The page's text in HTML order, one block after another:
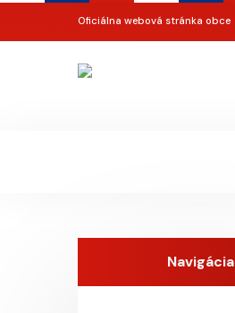
Oficiálna webová stránka obce
Navigácia